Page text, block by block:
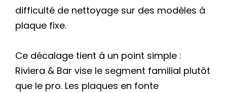
difficulté de nettoyage sur des modèles à
plaque fixe.
Ce décalage tient à un point simple :
Riviera & Bar vise le segment familial plutôt
que le pro. Les plaques en fonte